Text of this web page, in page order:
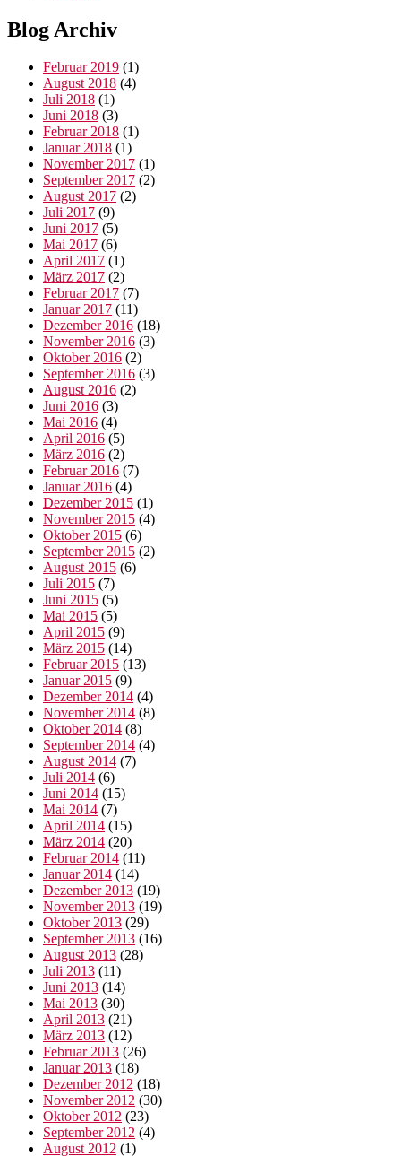
Blog Archiv
Februar 2019 (1)
August 2018 (4)
Juli 2018 (1)
Juni 2018 (3)
Februar 2018 (1)
Januar 2018 (1)
November 2017 (1)
September 2017 (2)
August 2017 (2)
Juli 2017 (9)
Juni 2017 (5)
Mai 2017 (6)
April 2017 (1)
März 2017 (2)
Februar 2017 (7)
Januar 2017 (11)
Dezember 2016 (18)
November 2016 (3)
Oktober 2016 (2)
September 2016 (3)
August 2016 (2)
Juni 2016 (3)
Mai 2016 (4)
April 2016 (5)
März 2016 (2)
Februar 2016 (7)
Januar 2016 (4)
Dezember 2015 (1)
November 2015 (4)
Oktober 2015 (6)
September 2015 (2)
August 2015 (6)
Juli 2015 (7)
Juni 2015 (5)
Mai 2015 (5)
April 2015 (9)
März 2015 (14)
Februar 2015 (13)
Januar 2015 (9)
Dezember 2014 (4)
November 2014 (8)
Oktober 2014 (8)
September 2014 (4)
August 2014 (7)
Juli 2014 (6)
Juni 2014 (15)
Mai 2014 (7)
April 2014 (15)
März 2014 (20)
Februar 2014 (11)
Januar 2014 (14)
Dezember 2013 (19)
November 2013 (19)
Oktober 2013 (29)
September 2013 (16)
August 2013 (28)
Juli 2013 (11)
Juni 2013 (14)
Mai 2013 (30)
April 2013 (21)
März 2013 (12)
Februar 2013 (26)
Januar 2013 (18)
Dezember 2012 (18)
November 2012 (30)
Oktober 2012 (23)
September 2012 (4)
August 2012 (1)